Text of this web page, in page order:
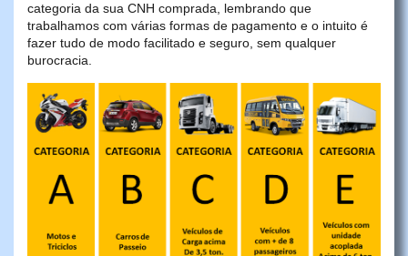
categoria da sua CNH comprada, lembrando que
trabalhamos com várias formas de pagamento e o intuito é
fazer tudo de modo facilitado e seguro, sem qualquer
burocracia.